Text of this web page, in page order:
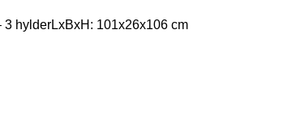
hylderLxBxH: 101x26x106 cm